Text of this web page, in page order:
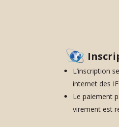
L’inscription
internet des
Le paiement
virement est